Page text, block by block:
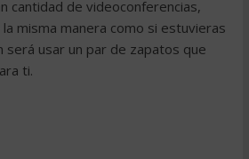
cantidad de videoconferencias,
misma manera como si estuvieras
será usar un par de zapatos que
ti.